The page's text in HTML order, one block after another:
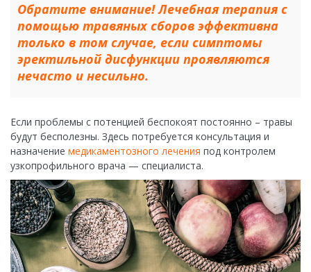
Обратите внимание! Лечебная терапия с
помощью травяных сборов эффективна
только в том случае, если симптомы
эректильной дисфункции проявляются
нечасто и несильно.
Если проблемы с потенцией беспокоят постоянно – травы
будут бесполезны. Здесь потребуется консультация и
назначение медикаментозного лечения под контролем
узкопрофильного врача — специалиста.